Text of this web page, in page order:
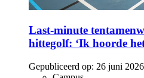
Last-minute
hittegolf: ‘Ik hoorde
Gepubliceerd op: 26 juni 2026